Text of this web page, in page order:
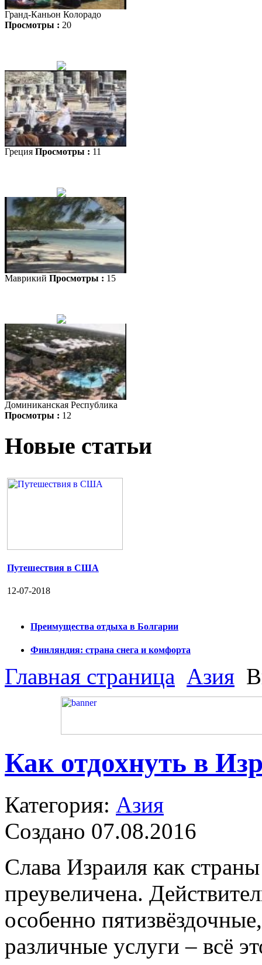
Гранд-Каньон Колорадо
Просмотры : 20
Греция Просмотры : 11
Маврикий Просмотры : 15
Доминиканская Республика
Просмотры : 12
Новые статьи
Путешествия в США
12-07-2018
Преимущества отдыха в Болгарии
Финляндия: страна снега и комфорта
Главная страница Азия
Как отдохнуть в
Категория: Азия
Создано 07.08.2016
Слава Израиля как
преувеличена.
особенно
различные услуги – всё